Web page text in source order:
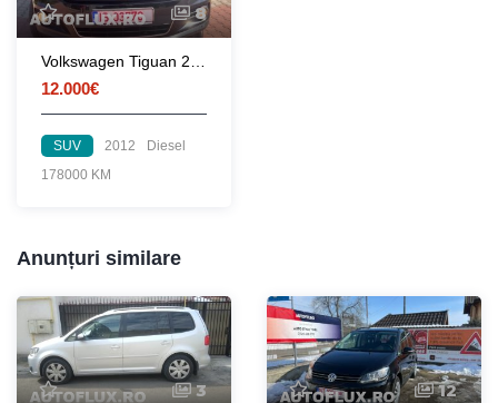
8
12.000€
SUV 2012
Diesel
178000 KM
Anunțuri similare
3 12